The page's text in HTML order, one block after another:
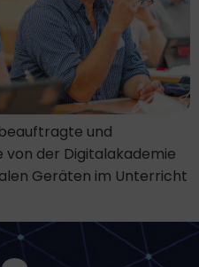
und
von der Digitalakademie
Geräten im Unterricht